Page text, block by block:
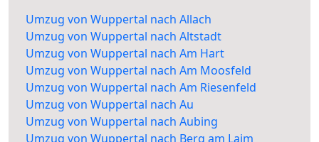
Umzug von Wuppertal nach Allach
Umzug von Wuppertal nach Altstadt
Umzug von Wuppertal nach Am Hart
Umzug von Wuppertal nach Am Moosfeld
Umzug von Wuppertal nach Am Riesenfeld
Umzug von Wuppertal nach Au
Umzug von Wuppertal nach Aubing
Umzug von Wuppertal nach Berg am Laim